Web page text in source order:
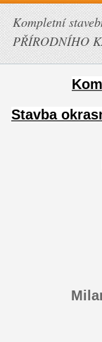
Kompletní
PŘÍRODNÍHO
Stavba